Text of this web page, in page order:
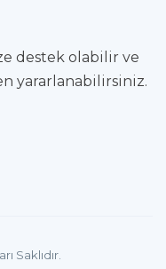
destek olabilir ve
yararlanabilirsiniz.
Saklıdır.